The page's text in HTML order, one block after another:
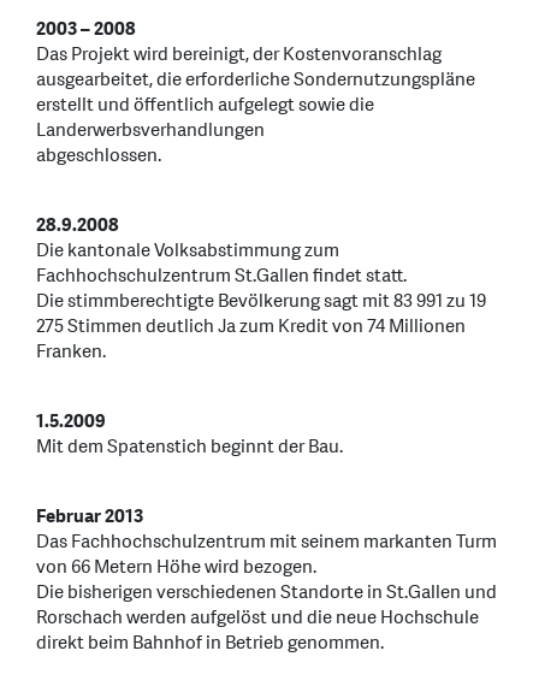
2003 – 2008
Das Projekt wird bereinigt, der Kostenvoranschlag
ausgearbeitet, die erforderliche Sondernutzungspläne
erstellt und öffentlich aufgelegt sowie die
Landerwerbsverhandlungen
abgeschlossen.
28.9.2008
Die kantonale Volksabstimmung zum
Fachhochschulzentrum St.Gallen findet statt.
Die stimmberechtigte Bevölkerung sagt mit 83 991 zu 19
275 Stimmen deutlich Ja zum Kredit von 74 Millionen
Franken.
1.5.2009
Mit dem Spatenstich beginnt der Bau.
Februar 2013
Das Fachhochschulzentrum mit seinem markanten Turm
von 66 Metern Höhe wird bezogen.
Die bisherigen verschiedenen Standorte in St.Gallen und
Rorschach werden aufgelöst und die neue Hochschule
direkt beim Bahnhof in Betrieb genommen.